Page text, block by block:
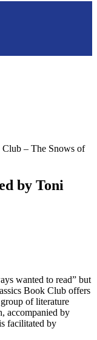
Club – The Snows of
by Toni
wanted to read” but
Book Club offers
of literature
accompanied by
facilitated by